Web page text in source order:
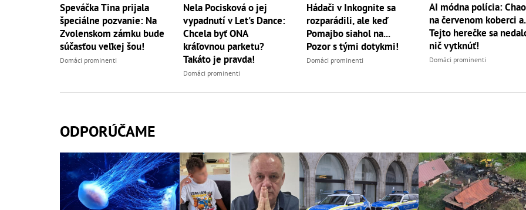
Speváčka Tina prijala
špeciálne pozvanie: Na
Zvolenskom zámku bude
súčasťou veľkej šou!
Domáci prominenti
Nela Pocisková o jej
vypadnutí v Let's Dance:
Chcela byť ONA
kráľovnou parketu?
Takáto je pravda!
Domáci prominenti
Hádači v Inkognite sa
rozparádili, ale keď
Pomajbo siahol na...
Pozor s tými dotykmi!
Domáci prominenti
AI módna polícia:
na červenom koberci
Tejto herečke sa
nič vytknúť!
Domáci prominenti
ODPORÚČAME